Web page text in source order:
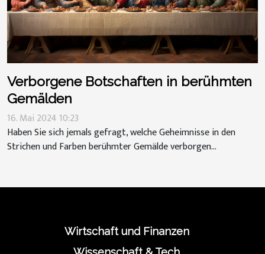
Verborgene Botschaften in berühmten
Gemälden
16. Mai 2024 10:23
Haben Sie sich jemals gefragt, welche Geheimnisse in den
Strichen und Farben berühmter Gemälde verborgen...
Wirtschaft und Finanzen